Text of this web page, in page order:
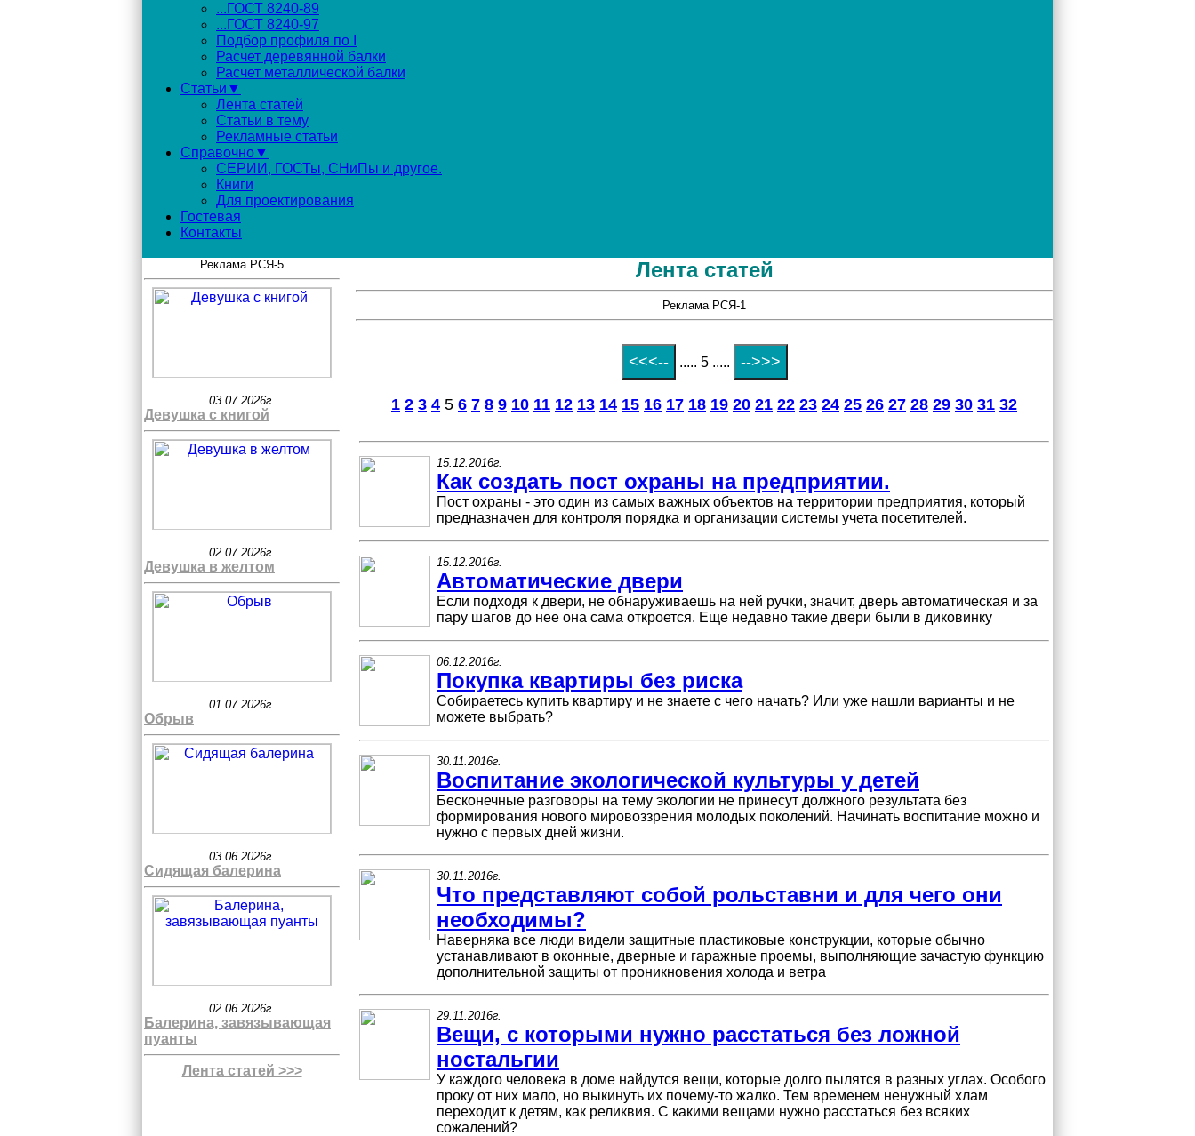
...ГОСТ 8240-89
...ГОСТ 8240-97
Подбор профиля по I
Расчет деревянной балки
Расчет металлической балки
Статьи▼
Лента статей
Статьи в тему
Рекламные статьи
Справочно▼
СЕРИИ, ГОСТы, СНиПы и другое.
Книги
Для проектирования
Гостевая
Контакты
Реклама РСЯ-5
03.07.2026г.
Девушка с книгой
02.07.2026г.
Девушка в желтом
01.07.2026г.
Обрыв
03.06.2026г.
Сидящая балерина
02.06.2026г.
Балерина, завязывающая
пуанты
Лента статей >>>
Лента статей
Реклама РСЯ-1
..... 5 .....
1 2 3 4 5 6 7 8 9 10 11 12 13 14 15 16 17 18 19 20 21 22 23 24 25 26 27 28 29 30 31 32
15.12.2016г.
Как создать пост охраны на предприятии.
Пост охраны - это один из самых важных объектов на территории предприятия, который
предназначен для контроля порядка и организации системы учета посетителей.
15.12.2016г.
Автоматические двери
Если подходя к двери, не обнаруживаешь на ней ручки, значит, дверь автоматическая и за
пару шагов до нее она сама откроется. Еще недавно такие двери были в диковинку
06.12.2016г.
Покупка квартиры без риска
Собираетесь купить квартиру и не знаете с чего начать? Или уже нашли варианты и не
можете выбрать?
30.11.2016г.
Воспитание экологической культуры у детей
Бесконечные разговоры на тему экологии не принесут должного результата без
формирования нового мировоззрения молодых поколений. Начинать воспитание можно и
нужно с первых дней жизни.
30.11.2016г.
Что представляют собой рольставни и для чего они
необходимы?
Наверняка все люди видели защитные пластиковые конструкции, которые обычно
устанавливают в оконные, дверные и гаражные проемы, выполняющие зачастую функцию
дополнительной защиты от проникновения холода и ветра
29.11.2016г.
Вещи, с которыми нужно расстаться без ложной
ностальгии
У каждого человека в доме найдутся вещи, которые долго пылятся в разных углах. Особого
проку от них мало, но выкинуть их почему-то жалко. Тем временем ненужный хлам
переходит к детям, как реликвия. С какими вещами нужно расстаться без всяких
сожалений?